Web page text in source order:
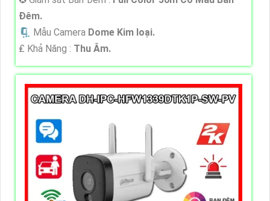
Ðêm.
🗜️ Mẫu Camera Dome Kim loại.
️₤ Khả Năng : Thu Âm.